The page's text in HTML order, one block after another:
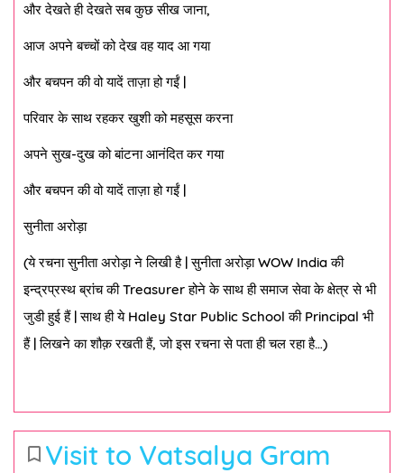
और देखते ही देखते सब कुछ सीख जाना,
आज अपने बच्चों को देख वह याद आ गया
और बचपन की वो यादें ताज़ा हो गईं |
परिवार के साथ रहकर खुशी को महसूस करना
अपने सुख-दुख को बांटना आनंदित कर गया
और बचपन की वो यादें ताज़ा हो गईं |
सुनीता अरोड़ा
(ये रचना सुनीता अरोड़ा ने लिखी है | सुनीता अरोड़ा WOW India की
इन्द्रप्रस्थ ब्रांच की Treasurer होने के साथ ही समाज सेवा के क्षेत्र से भी
जुडी हुई हैं | साथ ही ये Haley Star Public School की Principal भी
हैं | लिखने का शौक़ रखती हैं, जो इस रचना से पता ही चल रहा है…)
bookmark_border Visit to Vatsalya Gram